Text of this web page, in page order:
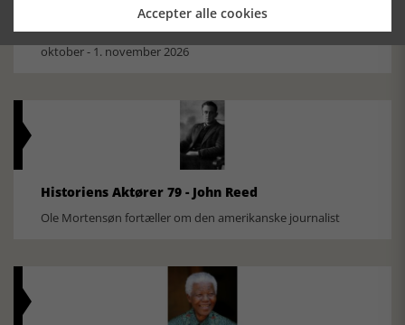
Historisk festival i Faaborg
FOBURGH Faaborg Internationale Historie Festival 2026 30.
oktober - 1. november 2026
Historiens Aktører 79 - John Reed
Ole Mortensøn fortæller om den amerikanske journalist
Accepter alle cookies